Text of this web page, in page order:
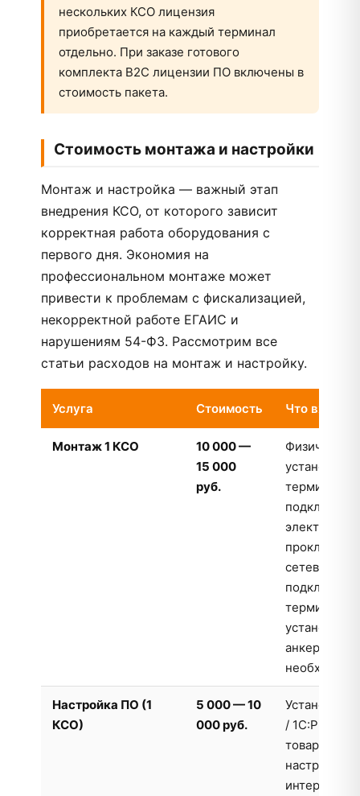
нескольких КСО лицензия
приобретается на каждый терминал
отдельно. При заказе готового
комплекта B2C лицензии ПО включены в
стоимость пакета.
Стоимость монтажа и настройки
Монтаж и настройка — важный этап
внедрения КСО, от которого зависит
корректная работа оборудования с
первого дня. Экономия на
профессиональном монтаже может
привести к проблемам с фискализацией,
некорректной работе ЕГАИС и
нарушениям 54-ФЗ. Рассмотрим все
статьи расходов на монтаж и настройку.
Услуга Стоимость Что входит
Монтаж 1 КСО
10 000 —
15 000
руб.
Физическая
установка
терминала,
прокладка
сетевого
терминала
установка
анкеры (при
Настройка ПО (1
КСО)
5 000 — 10
000 руб.
Установка
/ 1С:РМК,
товарной
настройка
интерфейса